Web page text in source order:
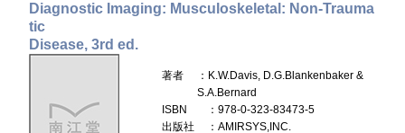
Diagnostic Imaging: Musculoskeletal: Non-Trauma
tic
Disease, 3rd ed.
著者
：K.W.Davis, D.G.Blankenbaker &
S.A.Bernard
ISBN
：978-0-323-83473-5
出版社
：AMIRSYS,INC.